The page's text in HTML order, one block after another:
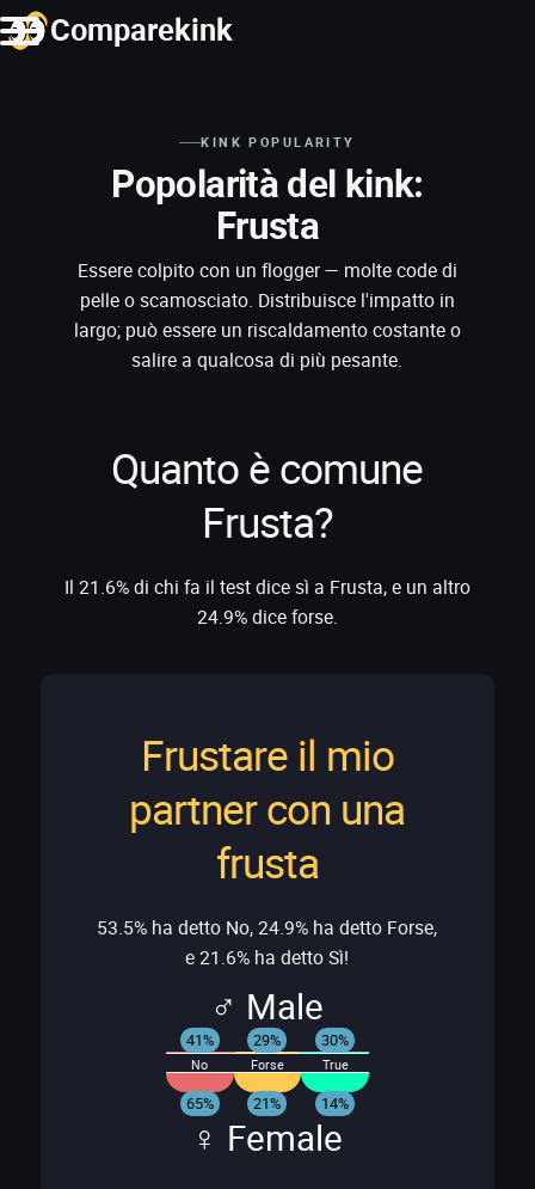
Comparekink
KINK POPULARITY
Popolarità del kink:
Frusta
Essere colpito con un flogger — molte code di
pelle o scamosciato. Distribuisce l'impatto in
largo; può essere un riscaldamento costante o
salire a qualcosa di più pesante.
Quanto è comune
Frusta?
Il 21.6% di chi fa il test dice sì a Frusta, e un altro
24.9% dice forse.
Frustare il mio
partner con una
frusta
53.5% ha detto No, 24.9% ha detto Forse,
e 21.6% ha detto Sì!
♂ Male
No
41%
Forse
29%
True
30%
65% 21% 14%
♀ Female